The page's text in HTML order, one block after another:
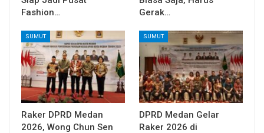
Fashion…
Gerak…
SUMUT
Raker DPRD Medan
2026, Wong Chun Sen
SUMUT
DPRD Medan Gelar
Raker 2026 di